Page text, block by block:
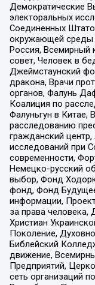
Демократические
электоральных
Соединенных
окружающей среды
Россия, Всемирный
совет, Человек в
Джеймстаунский
дракона, Врачи
органов, Фалунь
Коалиция по
Фалуньгун в Китае,
расследованию
гражданский
исследований при
современности,
Немецко-русский
выбор, Фонд
фонд, Фонд
информации,
за права человека,
Христиан
Поколение,
Библейский
движение,
Предприятий,
сеть организаций